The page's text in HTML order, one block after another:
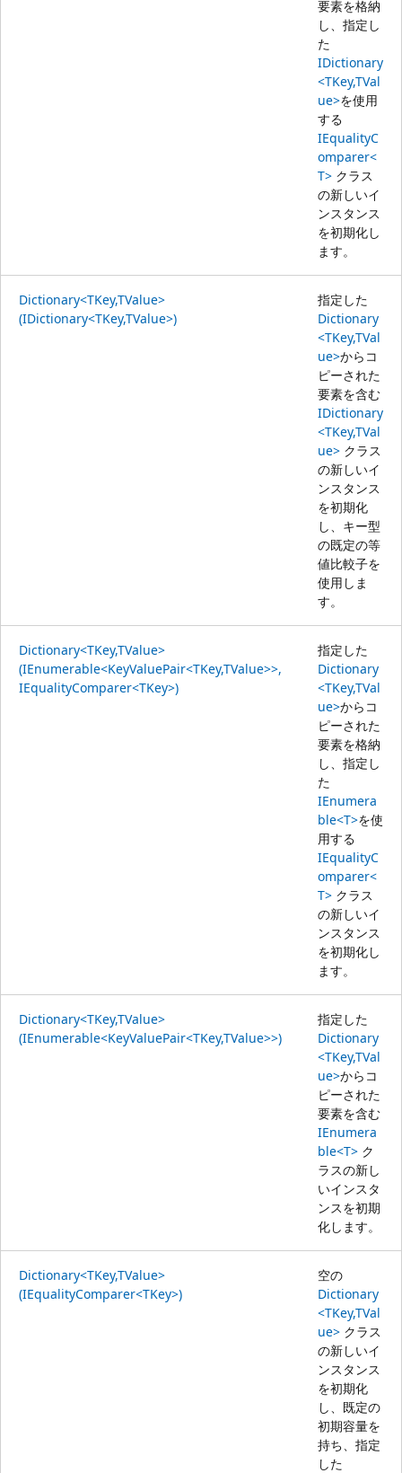
要素を格納
し、指定し
た
IDictionary
<TKey,TVal
ue>を使用
する
IEqualityC
omparer<
T> クラス
の新しいイ
ンスタンス
を初期化し
ます。
Dictionary<TKey,TValue>
(IDictionary<TKey,TValue>)
指定した
Dictionary
<TKey,TVal
ue>からコ
ピーされた
要素を含む
IDictionary
<TKey,TVal
ue> クラス
の新しいイ
ンスタンス
を初期化
し、キー型
の既定の等
値比較子を
使用しま
す。
Dictionary<TKey,TValue>
(IEnumerable<KeyValuePair<TKey,TValue>>,
IEqualityComparer<TKey>)
指定した
Dictionary
<TKey,TVal
ue>からコ
ピーされた
要素を格納
し、指定し
た
IEnumera
ble<T>を使
用する
IEqualityC
omparer<
T> クラス
の新しいイ
ンスタンス
を初期化し
ます。
Dictionary<TKey,TValue>
(IEnumerable<KeyValuePair<TKey,TValue>>)
指定した
Dictionary
<TKey,TVal
ue>からコ
ピーされた
要素を含む
IEnumera
ble<T> ク
ラスの新し
いインスタ
ンスを初期
化します。
Dictionary<TKey,TValue>
(IEqualityComparer<TKey>)
空の
Dictionary
<TKey,TVal
ue> クラス
の新しいイ
ンスタンス
を初期化
し、既定の
初期容量を
持ち、指定
した